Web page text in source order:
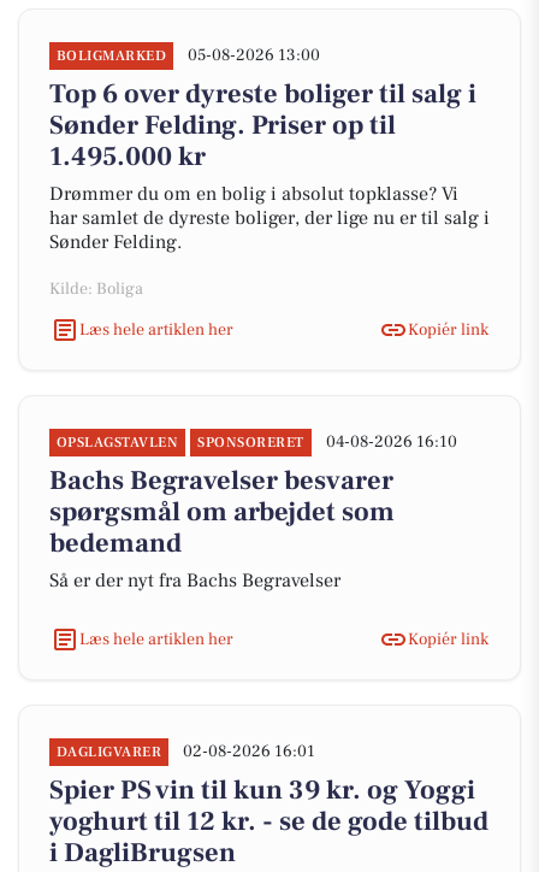
BOLIGMARKED 05-08-2026 13:00
Top 6 over dyreste boliger til salg i
Sønder Felding. Priser op til
1.495.000 kr
Drømmer du om en bolig i absolut topklasse? Vi
har samlet de dyreste boliger, der lige nu er til salg i
Sønder Felding.
Kilde: Boliga
Læs hele artiklen her
Kopiér link
OPSLAGSTAVLEN SPONSORERET 04-08-2026 16:10
Bachs Begravelser besvarer
spørgsmål om arbejdet som
bedemand
Så er der nyt fra Bachs Begravelser
Læs hele artiklen her Kopiér link
DAGLIGVARER 02-08-2026 16:01
Spier PS vin til kun 39 kr. og Yoggi
yoghurt til 12 kr. - se de gode tilbud
i DagliBrugsen